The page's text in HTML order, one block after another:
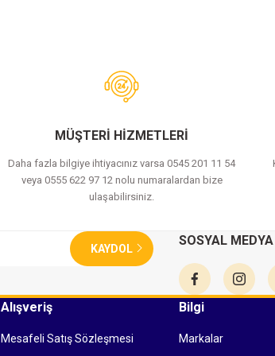
MÜŞTERİ HİZMETLERİ
Daha fazla bilgiye ihtiyacınız varsa 0545 201 11 54
veya 0555 622 97 12 nolu numaralardan bize
ulaşabilirsiniz.
KAYDOL
SOSYAL
Alışveriş
Mesafeli Satış Sözleşmesi
Bilgi
Markalar